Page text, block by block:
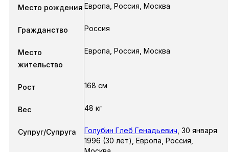
Место рождения Европа, Россия, Москва
Гражданство Россия
Место
жительство
Европа, Россия, Москва
Рост 168 см
Вес 48 кг
Супруг/Супруга Голубин Глеб Генадьевич 30 января
1996 (30 лет), Европа, Россия,